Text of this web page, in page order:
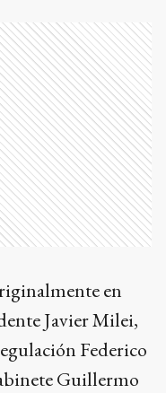
en
Javier Milei,
Federico
Guillermo